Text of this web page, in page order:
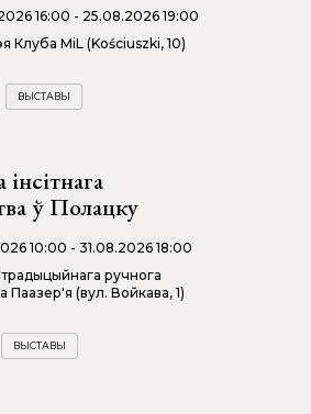
16:00 - 25.08.2026 19:00
Клуба MiL (Kościuszki, 10)
ВЫСТАВЫ
ў Полацку
10:00 - 31.08.2026 18:00
ручнога
Паазер'я (вул. Войкава, 1)
ВЫСТАВЫ